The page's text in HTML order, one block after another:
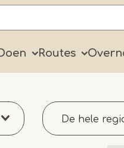
Routes
De hele